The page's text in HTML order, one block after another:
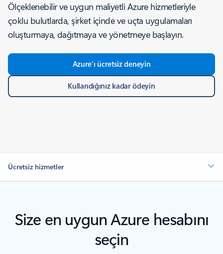
Ölçeklenebilir ve uygun maliyetli Azure hizmetleriyle
çoklu bulutlarda, şirket içinde ve uçta uygulamaları
oluşturmaya, dağıtmaya ve yönetmeye başlayın.
Azure’ı ücretsiz deneyin
Kullandığınız kadar ödeyin
Ücretsiz hizmetler
Size en uygun Azure hesabını
seçin